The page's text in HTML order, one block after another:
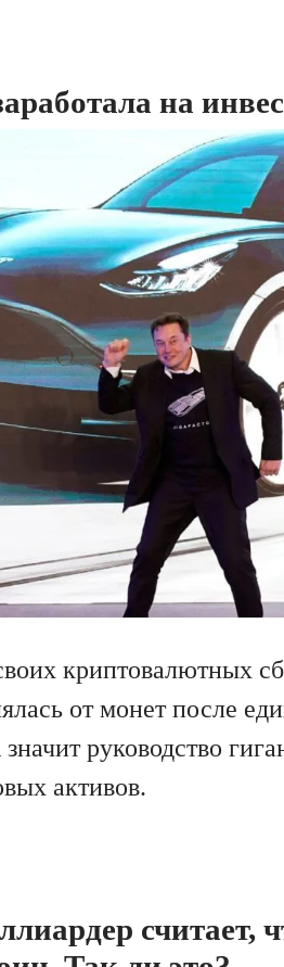
на
криптовалютных
от монет после
руководство
активов.
считает,